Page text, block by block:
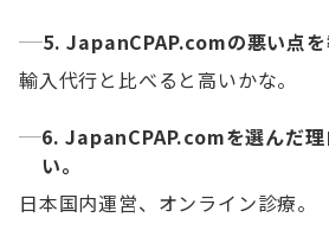
5. JapanCPAP.comの悪い点を
輸入代行と比べると高いかな。
6. JapanCPAP.comを選んだ理
い。
日本国内運営、オンライン診療。